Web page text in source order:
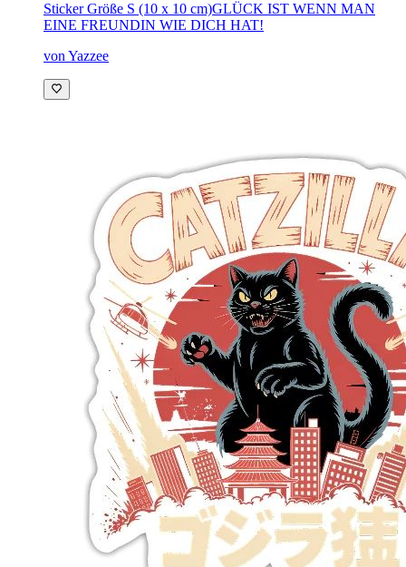
Sticker Größe S (10 x 10 cm)GLÜCK IST WENN MAN
EINE FREUNDIN WIE DICH HAT!
von Yazzee